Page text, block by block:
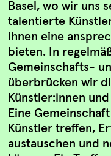
Basel, wo wir uns
talentierte
ihnen eine
bieten. In
Gemeinschafts-
überbrücken wir
Künstler:innen
Eine
Künstler treffen,
austauschen und